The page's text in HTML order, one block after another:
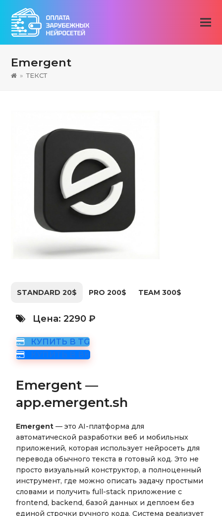
Emergent
» ТЕКСТ
STANDARD 20$ PRO 200$ TEAM 300$
Цена: 2290 ₽
КУПИТЬ В TG
КУПИТЬ В ВК
Emergent —
app.emergent.sh
Emergent — это AI-платформа для
автоматической разработки веб и мобильных
приложений, которая использует нейросеть для
перевода обычного текста в готовый код. Это не
просто визуальный конструктор, а полноценный
инструмент, где можно описать задачу простыми
словами и получить full-stack приложение с
frontend, backend, базой данных и деплоем без
единой строчки ручного кода. Система реализует